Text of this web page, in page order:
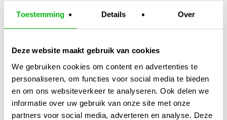
Toestemming Details Over
Deze website maakt gebruik van cookies
We gebruiken cookies om content en advertenties te
personaliseren, om functies voor social media te bieden
en om ons websiteverkeer te analyseren. Ook delen we
informatie over uw gebruik van onze site met onze
partners voor social media, adverteren en analyse. Deze
Woma Soil Clean
€27,50-
€179,95Prijsklasse:
€27,50
tot
€179,95